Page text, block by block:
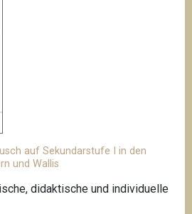
auf Sekundarstufe I in den
und Wallis
didaktische und individuelle